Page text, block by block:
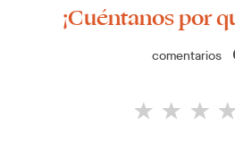
¡Cuéntanos por
comentarios